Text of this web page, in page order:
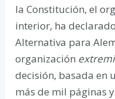
la Constitución, el
interior, ha
Alternativa para
organización
decisión, basada en
más de mil páginas